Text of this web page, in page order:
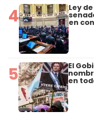
4 Ley
en
5 El
en